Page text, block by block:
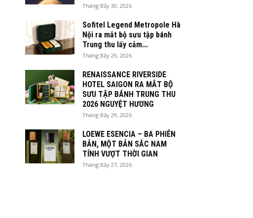
Tháng Bảy 30, 2026
Sofitel Legend Metropole Hà
Nội ra mắt bộ sưu tập bánh
Trung thu lấy cảm...
Tháng Bảy 29, 2026
RENAISSANCE RIVERSIDE
HOTEL SAIGON RA MẮT BỘ
SƯU TẬP BÁNH TRUNG THU
2026 NGUYỆT HƯƠNG
Tháng Bảy 29, 2026
LOEWE ESENCIA – BA PHIÊN
BẢN, MỘT BẢN SẮC NAM
TÍNH VƯỢT THỜI GIAN
Tháng Bảy 27, 2026